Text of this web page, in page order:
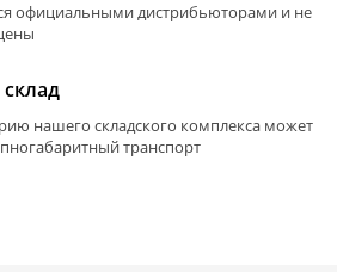
официальными дистрибьюторами и не
нашего складского комплекса может
транспорт